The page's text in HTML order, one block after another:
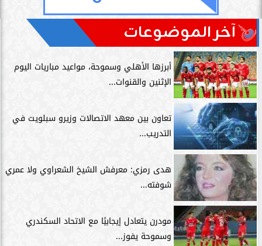
آخر الموضوعات
أبرزها الأهلي وسموحة، مواعيد مباريات اليوم
الإثنين والقنوات...
تعاون بين معهد الاتصالات وزيرو سبلويت في
التدريب...
هدى رمزي: معرفش الشيخ الشعراوي ولا عمري
شوفته...
مودرن يتعادل إيجابيًا مع الاتحاد السكندري
وسموحة يفوز...